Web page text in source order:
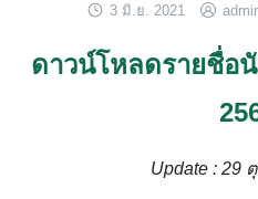
3 มิ.ย. 2021
ดาวน์โหลดรายชื่อ
Update : 29